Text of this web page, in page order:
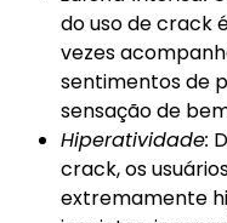
do uso de crack
vezes
sentimentos de
sensação de
Hiperatividade:
crack, os
extremamente